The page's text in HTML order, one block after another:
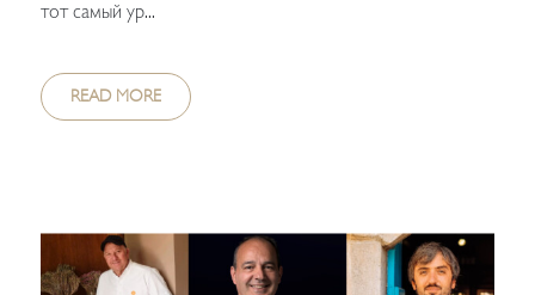
тот самый ур...
READ MORE